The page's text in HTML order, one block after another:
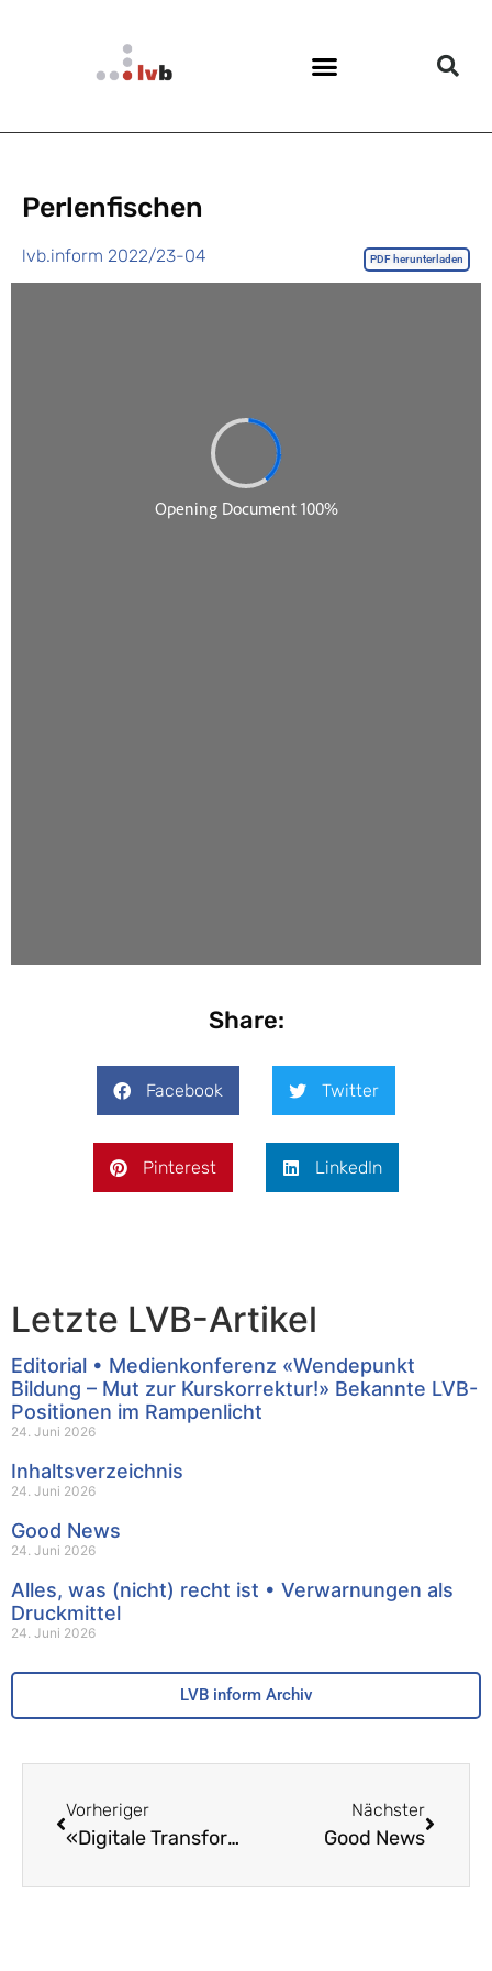
Perlenfischen
lvb.inform 2022/23-04 PDF herunterladen
Share:
Facebook Twitter
Pinterest LinkedIn
Letzte LVB-Artikel
Editorial • Medienkonferenz «Wendepunkt
Bildung – Mut zur Kurskorrektur!» Bekannte LVB-
Positionen im Rampenlicht
24. Juni 2026
Inhaltsverzeichnis
24. Juni 2026
Good News
24. Juni 2026
Alles, was (nicht) recht ist • Verwarnungen als
Druckmittel
24. Juni 2026
LVB inform Archiv
Vorheriger
«Digitale Transformation.SBL» • Bericht eines Vaters und Lehrers
Nächster
Good News